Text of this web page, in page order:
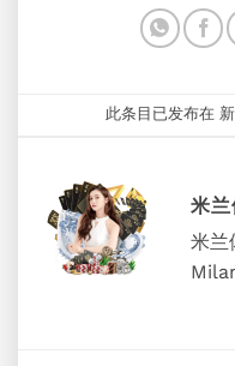
此条目已发布在
米
米兰